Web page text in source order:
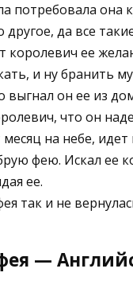
потребовала
да все
королевич ее
и ну бранить
выгнал он ее из
что он
на небе,
фею. Искал ее
ее.
так и не
—